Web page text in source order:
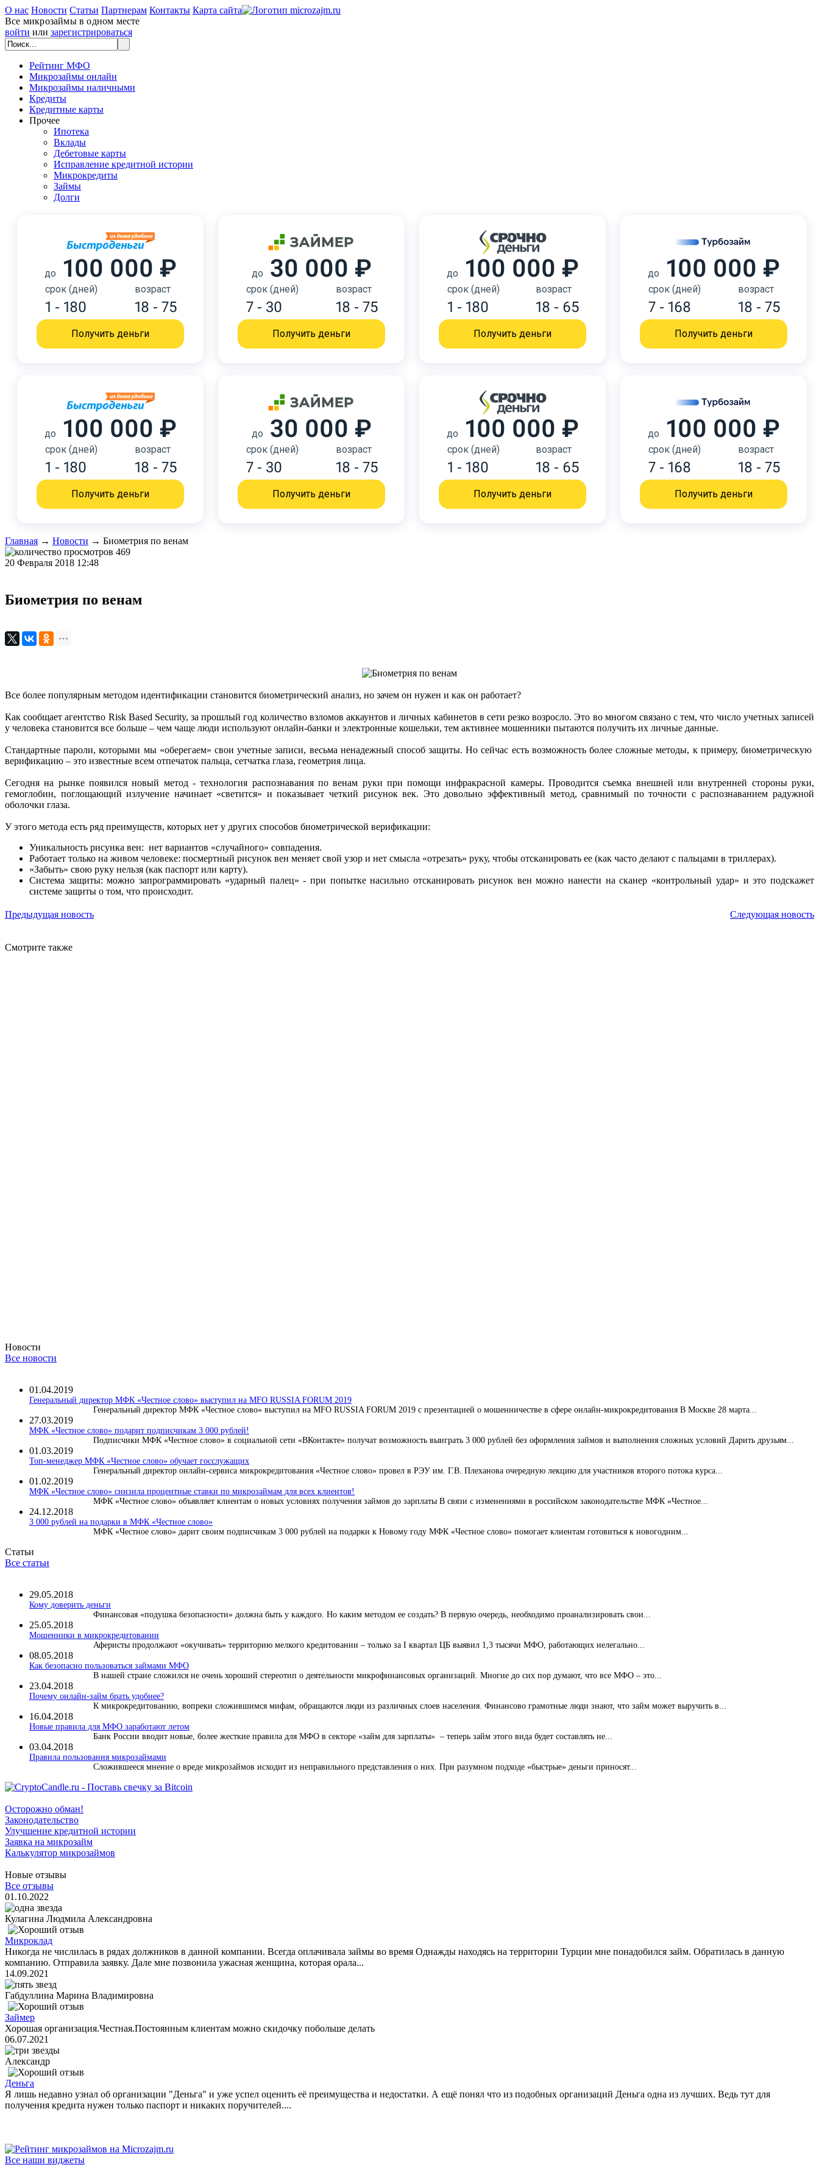
О нас Новости Статьи Партнерам Контакты Карта сайта
Все микрозаймы в одном месте
войти или зарегистрироваться
Рейтинг МФО
Микрозаймы онлайн
Микрозаймы наличными
Кредиты
Кредитные карты
Прочее
Ипотека
Вклады
Дебетовые карты
Исправление кредитной истории
Микрокредиты
Займы
Долги
до 100 000 ₽
срок (дней)
1 - 180
возраст
18 - 75
Получить деньги
до 30 000 ₽
срок (дней)
7 - 30
возраст
18 - 75
Получить деньги
до 100 000 ₽
срок (дней)
1 - 180
возраст
18 - 65
Получить деньги
до 100 000 ₽
срок (дней)
7 - 168
возраст
18 - 75
Получить деньги
до 100 000 ₽
срок (дней)
1 - 180
возраст
18 - 75
Получить деньги
до 30 000 ₽
срок (дней)
7 - 30
возраст
18 - 75
Получить деньги
до 100 000 ₽
срок (дней)
1 - 180
возраст
18 - 65
Получить деньги
до 100 000 ₽
срок (дней)
7 - 168
возраст
18 - 75
Получить деньги
Главная → Новости → Биометрия по венам
469
20 Февраля 2018 12:48
Биометрия по венам
Все более популярным методом идентификации становится биометрический анализ, но зачем он нужен и как он работает?
Как сообщает агентство Risk Based Security, за прошлый год количество взломов аккаунтов и личных кабинетов в сети резко возросло. Это во многом связано с тем, что число учетных записей
у человека становится все больше – чем чаще люди используют онлайн-банки и электронные кошельки, тем активнее мошенники пытаются получить их личные данные.
Стандартные пароли, которыми мы «оберегаем» свои учетные записи, весьма ненадежный способ защиты. Но сейчас есть возможность более сложные методы, к примеру, биометрическую
верификацию – это известные всем отпечаток пальца, сетчатка глаза, геометрия лица.
Сегодня на рынке появился новый метод - технология распознавания по венам руки при помощи инфракрасной камеры. Проводится съемка внешней или внутренней стороны руки,
гемоглобин, поглощающий излучение начинает «светится» и показывает четкий рисунок век. Это довольно эффективный метод, сравнимый по точности с распознаванием радужной
оболочки глаза.
У этого метода есть ряд преимуществ, которых нет у других способов биометрической верификации:
Уникальность рисунка вен: нет вариантов «случайного» совпадения.
Работает только на живом человеке: посмертный рисунок вен меняет свой узор и нет смысла «отрезать» руку, чтобы отсканировать ее (как часто делают с пальцами в триллерах).
«Забыть» свою руку нельзя (как паспорт или карту).
Система защиты: можно запрограммировать «ударный палец» - при попытке насильно отсканировать рисунок вен можно нанести на сканер «контрольный удар» и это подскажет
системе защиты о том, что происходит.
Предыдущая новость Следующая новость
Смотрите также
Новости
Все новости
01.04.2019
Генеральный директор МФК «Честное слово» выступил на MFO RUSSIA FORUM 2019
Генеральный директор МФК «Честное слово» выступил на MFO RUSSIA FORUM 2019 с презентацией о мошенничестве в сфере онлайн-микрокредитования В Москве 28 марта...
27.03.2019
МФК «Честное слово» подарит подписчикам 3 000 рублей!
Подписчики МФК «Честное слово» в социальной сети «ВКонтакте» получат возможность выиграть 3 000 рублей без оформления займов и выполнения сложных условий Дарить друзьям...
01.03.2019
Топ-менеджер МФК «Честное слово» обучает госслужащих
Генеральный директор онлайн-сервиса микрокредитования «Честное слово» провел в РЭУ им. Г.В. Плеханова очередную лекцию для участников второго потока курса...
01.02.2019
МФК «Честное слово» снизила процентные ставки по микрозаймам для всех клиентов!
МФК «Честное слово» объявляет клиентам о новых условиях получения займов до зарплаты В связи с изменениями в российском законодательстве МФК «Честное...
24.12.2018
3 000 рублей на подарки в МФК «Честное слово»
МФК «Честное слово» дарит своим подписчикам 3 000 рублей на подарки к Новому году МФК «Честное слово» помогает клиентам готовиться к новогодним...
Статьи
Все статьи
29.05.2018
Кому доверить деньги
Финансовая «подушка безопасности» должна быть у каждого. Но каким методом ее создать? В первую очередь, необходимо проанализировать свои...
25.05.2018
Мошенники в микрокредитовании
Аферисты продолжают «окучивать» территорию мелкого кредитовании – только за I квартал ЦБ выявил 1,3 тысячи МФО, работающих нелегально...
08.05.2018
Как безопасно пользоваться займами МФО
В нашей стране сложился не очень хороший стереотип о деятельности микрофинансовых организаций. Многие до сих пор думают, что все МФО – это...
23.04.2018
Почему онлайн-займ брать удобнее?
К микрокредитованию, вопреки сложившимся мифам, обращаются люди из различных слоев населения. Финансово грамотные люди знают, что займ может выручить в...
16.04.2018
Новые правила для МФО заработают летом
Банк России вводит новые, более жесткие правила для МФО в секторе «займ для зарплаты» – теперь займ этого вида будет составлять не...
03.04.2018
​Правила пользования микрозаймами
Сложившееся мнение о вреде микрозаймов исходит из неправильного представления о них. При разумном подходе «быстрые» деньги приносят...
Осторожно обман!
Законодательство
Улучшение кредитной истории
Заявка на микрозайм
Калькулятор микрозаймов
Новые отзывы
Все отзывы
01.10.2022
Кулагина Людмила Александровна
Микроклад
Никогда не числилась в рядах должников в данной компании. Всегда оплачивала займы во время Однажды находясь на территории Турции мне понадобился займ. Обратилась в данную
компанию. Отправила заявку. Дале мне позвонила ужасная женщина, которая орала...
14.09.2021
Габдуллина Марина Владимировна
Займер
Хорошая организация.Честная.Постоянным клиентам можно скидочку побольше делать
06.07.2021
Александр
Деньга
Я лишь недавно узнал об организации "Деньга" и уже успел оценить её преимущества и недостатки. А ещё понял что из подобных организаций Деньга одна из лучших. Ведь тут для
получения кредита нужен только паспорт и никаких поручителей....
Все наши виджеты